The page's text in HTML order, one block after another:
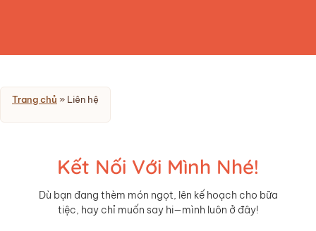
Trang chủ » Liên hệ
Kết Nối Với Mình Nhé!
Dù bạn đang thèm món ngọt, lên kế hoạch cho bữa
tiệc, hay chỉ muốn say hi—mình luôn ở đây!